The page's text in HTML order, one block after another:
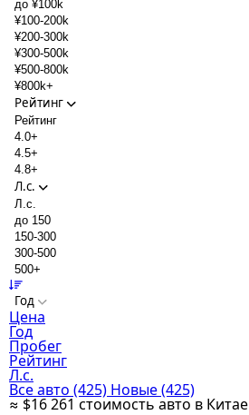
до ¥100k
¥100-200k
¥200-300k
¥300-500k
¥500-800k
¥800k+
Рейтинг
Рейтинг
4.0+
4.5+
4.8+
Л.с.
Л.с.
до 150
150-300
300-500
500+
Год
Цена
Год
Пробег
Рейтинг
Л.с.
Все авто (425) Новые(425)
≈ $16 261 стоимость авто в Китае